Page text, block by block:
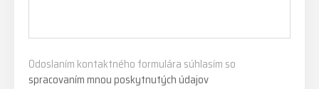
Odoslaním kontaktného formulára súhlasím so
spracovaním mnou poskytnutých údajov